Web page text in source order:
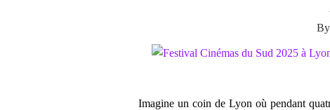
Imagine un coin de Lyon où pendant